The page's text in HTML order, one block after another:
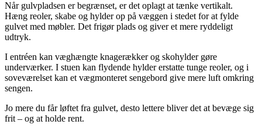
Når gulvpladsen er begrænset, er det oplagt at tænke vertikalt.
Hæng reoler, skabe og hylder op på væggen i stedet for at fylde
gulvet med møbler. Det frigør plads og giver et mere ryddeligt
udtryk.
I entréen kan væghængte knagerækker og skohylder gøre
underværker. I stuen kan flydende hylder erstatte tunge reoler, og i
soveværelset kan et vægmonteret sengebord give mere luft omkring
sengen.
Jo mere du får løftet fra gulvet, desto lettere bliver det at bevæge sig
frit – og at holde rent.